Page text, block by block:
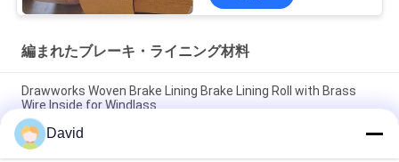
編まれたブレーキ・ライニング材料
Drawworks Woven Brake Lining Brake Lining Roll with Brass
Wire Inside for Windlass
係留ウィンチ織りブレーキライニング自動車ブレーキライニン
グ材料（真鍮入り）
David